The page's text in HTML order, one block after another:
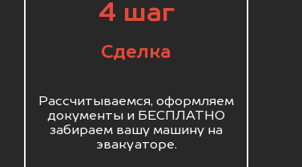
4 шаг
Сделка
Рассчитываемся, оформляем
документы и БЕСПЛАТНО
забираем вашу машину на
эвакуаторе.